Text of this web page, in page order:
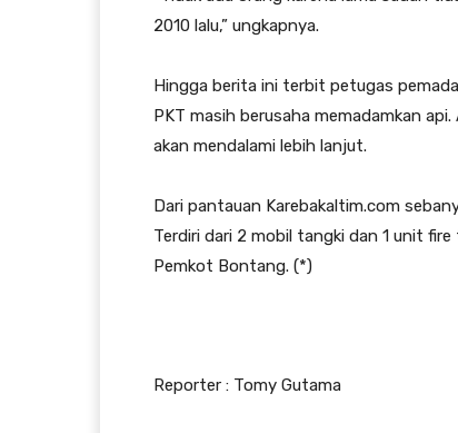
2010 lalu,” ungkapnya.
Hingga berita ini terbit petugas
PKT masih berusaha memadamkan
akan mendalami lebih lanjut.
Dari pantauan Karebakaltim.com
Terdiri dari 2 mobil tangki dan 1 unit
Pemkot Bontang. (*)
Reporter : Tomy Gutama